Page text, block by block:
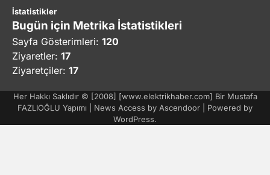
İstatistikler
Bugün için Metrika İstatistikleri
Sayfa Gösterimleri: 120
Ziyaretler: 17
Ziyaretçiler: 17
Her Hakkı Saklıdır © [2008] [www.elektrikhaber.com] Bir Mustafa
FAZLIOĞLU Yapımı | News Access by Ascendoor | Powered by
WordPress.